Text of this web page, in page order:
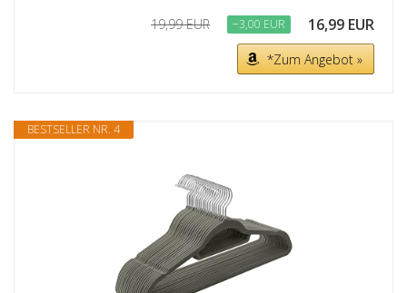
19,99 EUR −3,00 EUR 16,99 EUR
*Zum Angebot »
BESTSELLER NR. 4